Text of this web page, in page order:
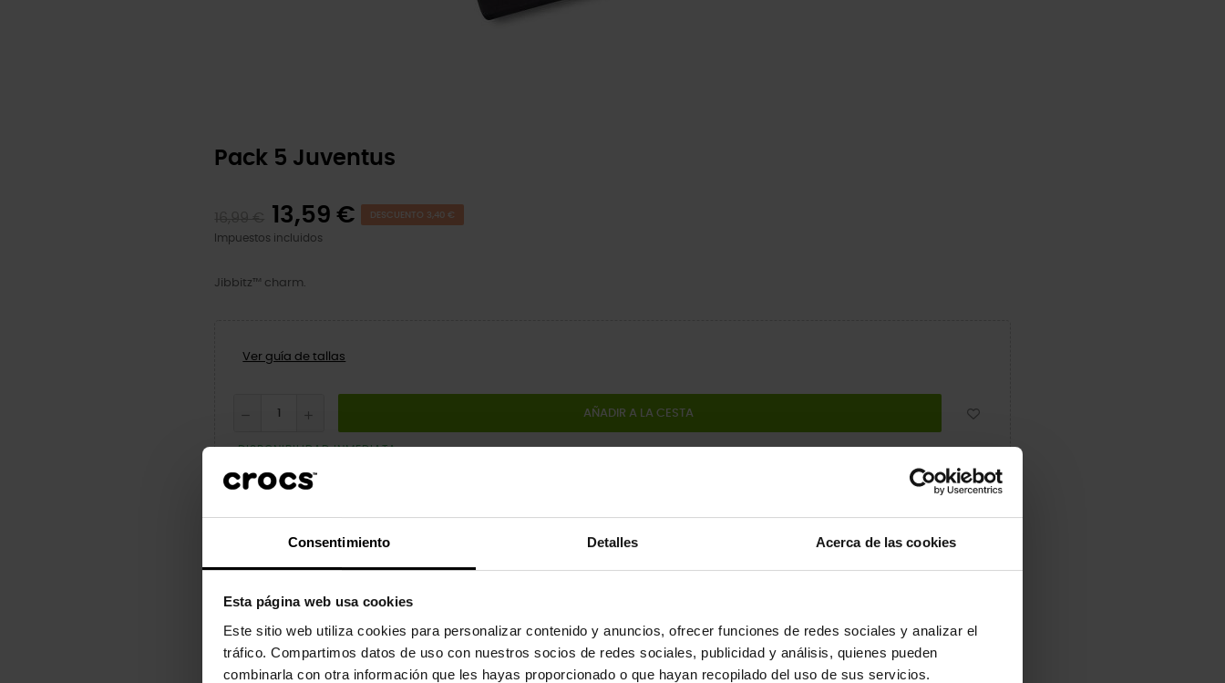
Consentimiento Detalles Acerca de las cookies
Esta página web usa cookies
Este sitio web utiliza cookies para personalizar contenido y anuncios, ofrecer funciones de redes sociales y analizar el
tráfico. Compartimos datos de uso con nuestros socios de redes sociales, publicidad y análisis, quienes pueden
combinarla con otra información que les hayas proporcionado o que hayan recopilado del uso de sus servicios.
Pack 5 Juventus
13,59 € DESCUENTO 3,40 €
Impuestos incluidos
Jibbitz™ charm.
Ver guía de tallas
AÑADIR A LA CESTA
DISPONIBILIDAD INMEDIATA
Dale un toque de personalidad a tus zapatos con los charms Jibbitz™. Son el complemento perfecto para tus pares favoritos de zuecos
y sandalias.
No son un juguete. No están destinados a niños menores de 3 años.